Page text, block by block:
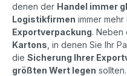
denen der Handel immer
Logistikfirmen immer
Exportverpackung. Neben
Kartons , in denen Sie Ihr
die Sicherung Ihrer
größten Wert legen sollten.